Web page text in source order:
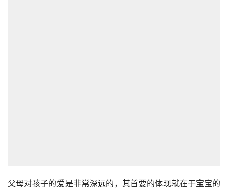
父母对孩子的爱是非常深远的，其首要的体现就在于宝宝的